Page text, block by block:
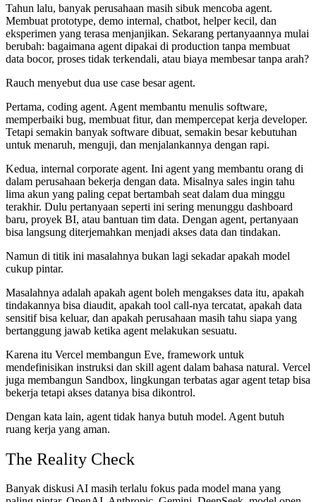
Tahun lalu, banyak perusahaan masih sibuk mencoba agent.
Membuat prototype, demo internal, chatbot, helper kecil, dan
eksperimen yang terasa menjanjikan. Sekarang pertanyaannya mulai
berubah: bagaimana agent dipakai di production tanpa membuat
data bocor, proses tidak terkendali, atau biaya membesar tanpa arah?
Rauch menyebut dua use case besar agent.
Pertama, coding agent. Agent membantu menulis software,
memperbaiki bug, membuat fitur, dan mempercepat kerja developer.
Tetapi semakin banyak software dibuat, semakin besar kebutuhan
untuk menaruh, menguji, dan menjalankannya dengan rapi.
Kedua, internal corporate agent. Ini agent yang membantu orang di
dalam perusahaan bekerja dengan data. Misalnya sales ingin tahu
lima akun yang paling cepat bertambah seat dalam dua minggu
terakhir. Dulu pertanyaan seperti ini sering menunggu dashboard
baru, proyek BI, atau bantuan tim data. Dengan agent, pertanyaan
bisa langsung diterjemahkan menjadi akses data dan tindakan.
Namun di titik ini masalahnya bukan lagi sekadar apakah model
cukup pintar.
Masalahnya adalah apakah agent boleh mengakses data itu, apakah
tindakannya bisa diaudit, apakah tool call-nya tercatat, apakah data
sensitif bisa keluar, dan apakah perusahaan masih tahu siapa yang
bertanggung jawab ketika agent melakukan sesuatu.
Karena itu Vercel membangun Eve, framework untuk
mendefinisikan instruksi dan skill agent dalam bahasa natural. Vercel
juga membangun Sandbox, lingkungan terbatas agar agent tetap bisa
bekerja tetapi akses datanya bisa dikontrol.
Dengan kata lain, agent tidak hanya butuh model. Agent butuh
ruang kerja yang aman.
The Reality Check
Banyak diskusi AI masih terlalu fokus pada model mana yang